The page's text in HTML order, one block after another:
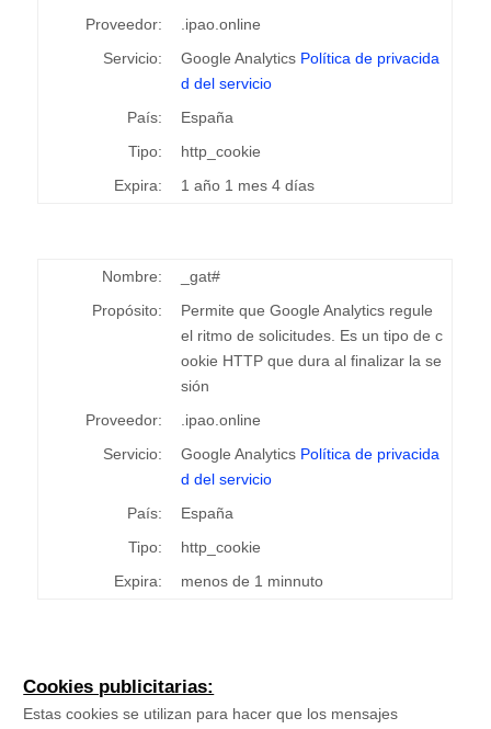
Proveedor:
.ipao.online
Servicio:
Google Analytics Política de privacida
d del servicio
País:
España
Tipo:
http_cookie
Expira:
1 año 1 mes 4 días
Nombre:
_gat#
Propósito:
Permite que Google Analytics regule
el ritmo de solicitudes. Es un tipo de c
ookie HTTP que dura al finalizar la se
sión
Proveedor:
.ipao.online
Servicio:
Google Analytics Política de privacida
d del servicio
País:
España
Tipo:
http_cookie
Expira:
menos de 1 minnuto
Cookies publicitarias:
Estas cookies se utilizan para hacer que los mensajes